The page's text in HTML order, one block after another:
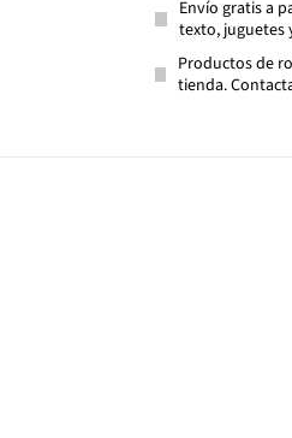
Envío gratis a
texto, juguetes
Productos de
tienda.